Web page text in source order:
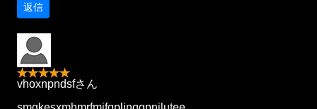
返信
vhoxnpndsfさん